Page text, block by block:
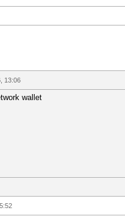
13:06
wallet